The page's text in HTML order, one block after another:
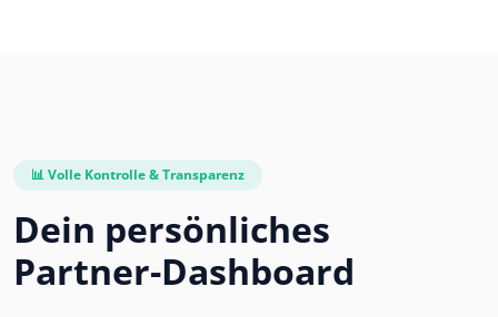
📊 Volle Kontrolle & Transparenz
Dein persönliches
Partner-Dashboard